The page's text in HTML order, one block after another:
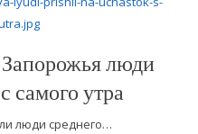
люди
самого утра
люди среднего…